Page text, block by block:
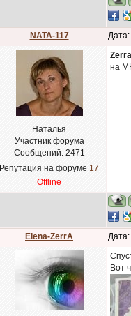
NATA-117
Наталья
Участник форума
Сообщений: 2471
Репутация на форуме 17
Offline
Zerra
на
Elena-ZerrA
Вот